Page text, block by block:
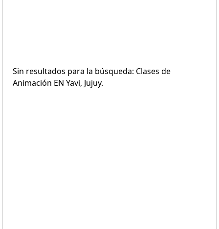
Sin resultados para la búsqueda: Clases de
Animación EN Yavi, Jujuy.